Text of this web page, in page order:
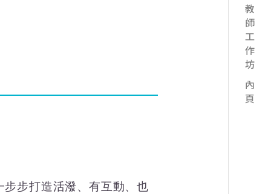
教師工作坊 內頁
步打造活潑、有互動、也